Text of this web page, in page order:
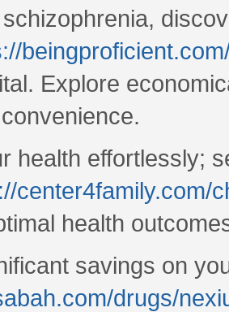
Explore
health effortlessly;
center4family.com/
health
savings on
drugs/